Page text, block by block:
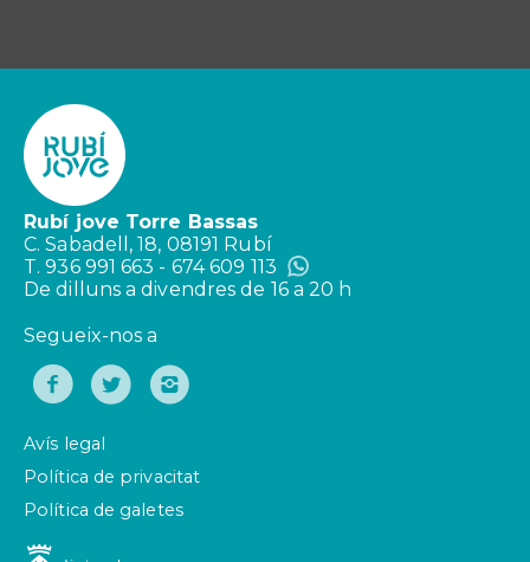
Rubí jove Torre Bassas
C. Sabadell, 18, 08191 Rubí
T. 936 991 663 - 674 609 113
De dilluns a divendres de 16 a 20 h
Segueix-nos a
Avís legal
Política de privacitat
Política de galetes